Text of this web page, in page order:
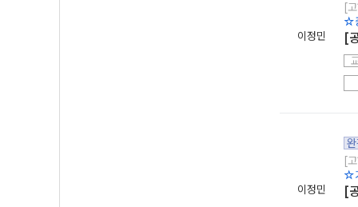
이정민
[
☆
[
이정민
[
☆
[